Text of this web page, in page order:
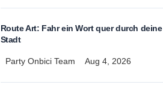
Route Art: Fahr ein Wort quer durch deine
Stadt
Party Onbici Team Aug 4, 2026